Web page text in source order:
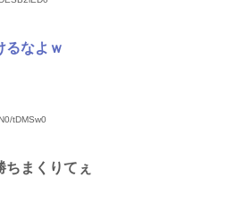
るなよｗ
tDMSw0
ちまくりてぇ